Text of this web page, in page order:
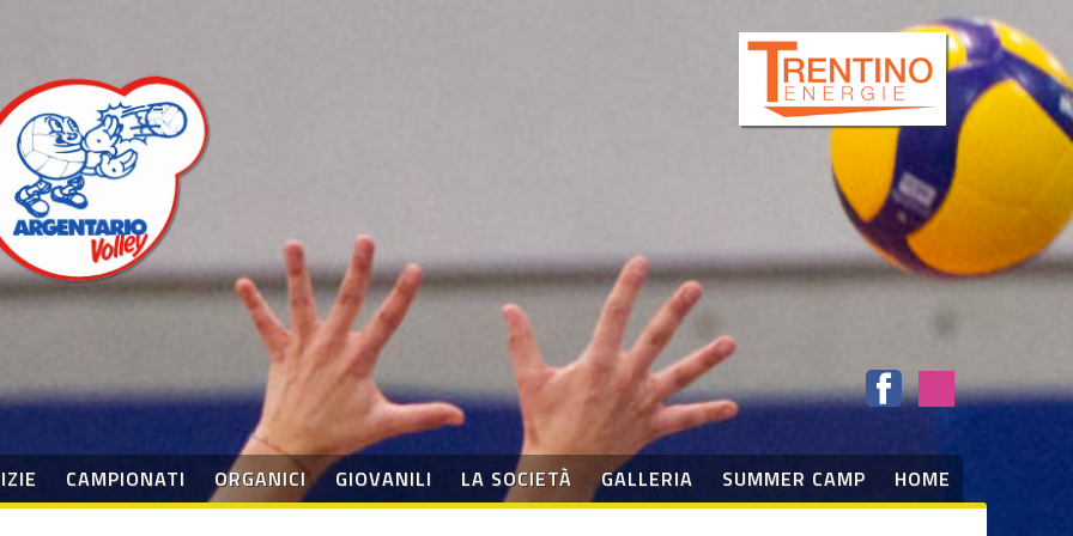
CAMPIONATI ORGANICI GIOVANILI LA SOCIETÀ GALLERIA SUMMER CAMP HOME